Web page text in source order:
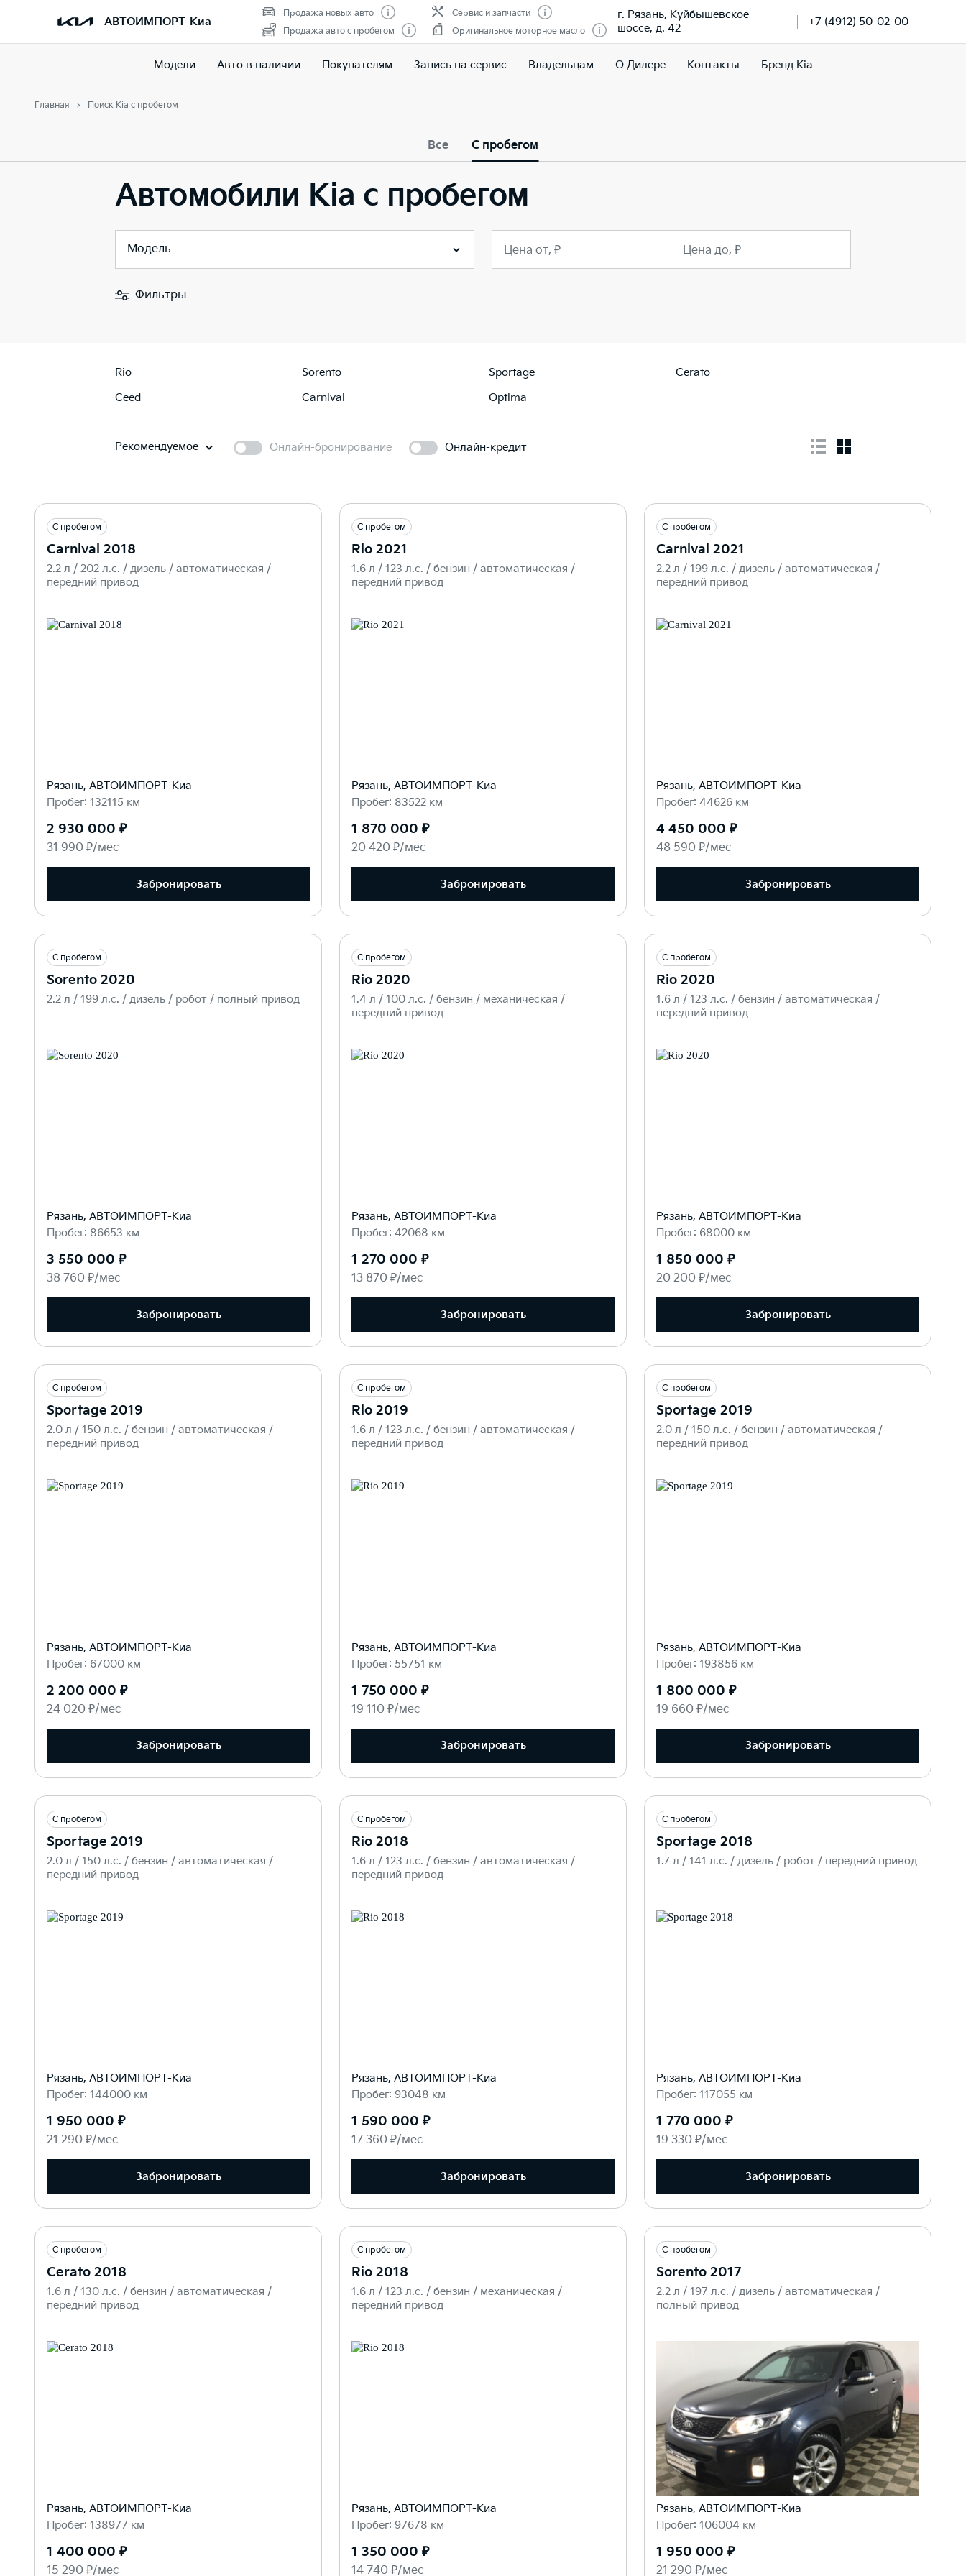
АВТОИМПОРТ-Киа
Продажа новых авто
Продажа авто с пробегом
Сервис и запчасти
Оригинальное моторное масло
г. Рязань, Куйбышевское
шоссе, д. 42
+7 (4912) 50-02-00
Модели Авто в наличии Покупателям Запись на сервис Владельцам О Дилере Контакты Бренд Kia
Главная Поиск Kia с пробегом
Все С пробегом
Автомобили Kia с пробегом
Модель Цена от, ₽ Цена до, ₽
Фильтры
Rio Sorento Sportage
Cerato
Ceed
Carnival Optima
Рекомендуемое Онлайн-бронирование Онлайн-кредит
С пробегом
Carnival 2018
2.2 л / 202 л.c. / дизель / автоматическая /
передний привод
Рязань, АВТОИМПОРТ-Киа
Пробег: 132115 км
2 930 000 ₽
31 990 ₽/мес
Забронировать
С пробегом
Rio 2021
1.6 л / 123 л.c. / бензин / автоматическая /
передний привод
Рязань, АВТОИМПОРТ-Киа
Пробег: 83522 км
1 870 000 ₽
20 420 ₽/мес
Забронировать
С пробегом
Carnival 2021
2.2 л / 199 л.c. / дизель / автоматическая /
передний привод
Рязань, АВТОИМПОРТ-Киа
Пробег: 44626 км
4 450 000 ₽
48 590 ₽/мес
Забронировать
С пробегом
Sorento 2020
2.2 л / 199 л.c. / дизель / робот / полный привод
Рязань, АВТОИМПОРТ-Киа
Пробег: 86653 км
3 550 000 ₽
38 760 ₽/мес
Забронировать
С пробегом
Rio 2020
1.4 л / 100 л.c. / бензин / механическая /
передний привод
Рязань, АВТОИМПОРТ-Киа
Пробег: 42068 км
1 270 000 ₽
13 870 ₽/мес
Забронировать
С пробегом
Rio 2020
1.6 л / 123 л.c. / бензин / автоматическая /
передний привод
Рязань, АВТОИМПОРТ-Киа
Пробег: 68000 км
1 850 000 ₽
20 200 ₽/мес
Забронировать
С пробегом
Sportage 2019
2.0 л / 150 л.c. / бензин / автоматическая /
передний привод
Рязань, АВТОИМПОРТ-Киа
Пробег: 67000 км
2 200 000 ₽
24 020 ₽/мес
Забронировать
С пробегом
Rio 2019
1.6 л / 123 л.c. / бензин / автоматическая /
передний привод
Рязань, АВТОИМПОРТ-Киа
Пробег: 55751 км
1 750 000 ₽
19 110 ₽/мес
Забронировать
С пробегом
Sportage 2019
2.0 л / 150 л.c. / бензин / автоматическая /
передний привод
Рязань, АВТОИМПОРТ-Киа
Пробег: 193856 км
1 800 000 ₽
19 660 ₽/мес
Забронировать
С пробегом
Sportage 2019
2.0 л / 150 л.c. / бензин / автоматическая /
передний привод
Рязань, АВТОИМПОРТ-Киа
Пробег: 144000 км
1 950 000 ₽
21 290 ₽/мес
Забронировать
С пробегом
Rio 2018
1.6 л / 123 л.c. / бензин / автоматическая /
передний привод
Рязань, АВТОИМПОРТ-Киа
Пробег: 93048 км
1 590 000 ₽
17 360 ₽/мес
Забронировать
С пробегом
Sportage 2018
1.7 л / 141 л.c. / дизель / робот / передний привод
Рязань, АВТОИМПОРТ-Киа
Пробег: 117055 км
1 770 000 ₽
19 330 ₽/мес
Забронировать
С пробегом
Cerato 2018
1.6 л / 130 л.c. / бензин / автоматическая /
передний привод
Рязань, АВТОИМПОРТ-Киа
Пробег: 138977 км
1 400 000 ₽
15 290 ₽/мес
С пробегом
Rio 2018
1.6 л / 123 л.c. / бензин / механическая /
передний привод
Рязань, АВТОИМПОРТ-Киа
Пробег: 97678 км
1 350 000 ₽
14 740 ₽/мес
С пробегом
Sorento 2017
2.2 л / 197 л.c. / дизель / автоматическая /
полный привод
Рязань, АВТОИМПОРТ-Киа
Пробег: 106004 км
1 950 000 ₽
21 290 ₽/мес